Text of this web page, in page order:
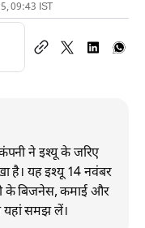
09:43 IST
ने इश्यू के जरिए
है। यह इश्यू 14 नवंबर
के बिजनेस, कमाई और
यहां समझ लें।